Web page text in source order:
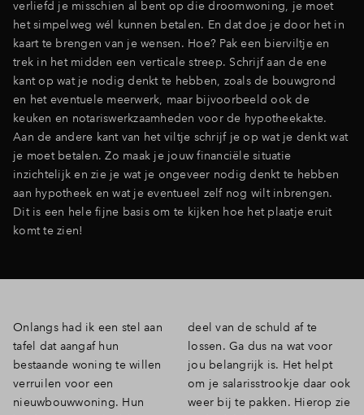
verliefd je misschien al bent op die droomwoning, je moet
het simpelweg wél kunnen betalen. En dat doe je door het in
kaart te brengen van je wensen. Hoe? Pak een bierviltje en
trek in het midden een verticale streep. Schrijf aan de ene
kant op wat je nodig denkt te hebben, zoals de bouwgrond
en het eventuele meerwerk, maar bijvoorbeeld ook de
keuken en notariswerkzaamheden voor de hypotheekakte.
Aan de andere kant van het viltje schrijf je op wat je denkt wat
je moet betalen. Zo maak je jouw financiële situatie
inzichtelijk en zie je wat je ongeveer nodig denkt te hebben
aan hypotheek en wat je eventueel zelf nog wilt inbrengen.
Dit is een hele fijne basis om te kijken hoe het plaatje eruit
komt te zien!
Onlangs had ik een stel aan
tafel dat aangaf hun
bestaande woning te willen
verruilen voor een
nieuwbouwwoning. Hun
deel van de schuld af te
lossen. Ga dus na wat voor
jou belangrijk is. Het helpt
om je salarisstrookje daar ook
weer bij te pakken. Hierop zie